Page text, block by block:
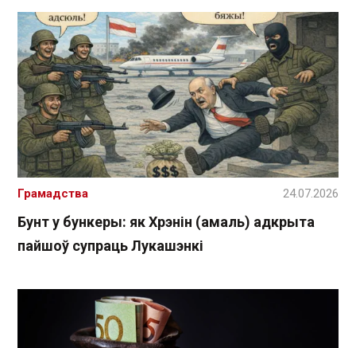
Бунт у бункеры: як Хрэнін (амаль) адкрыта
пайшоў супраць Лукашэнкі
Грамадства 24.07.2026